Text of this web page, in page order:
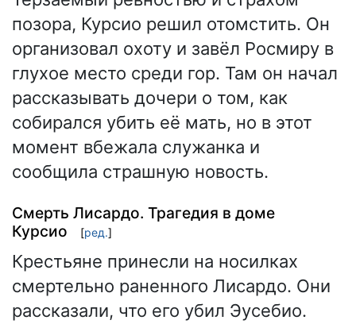
позора, Курсио решил отомстить. Он
организовал охоту и завёл Росмиру в
глухое место среди гор. Там он начал
рассказывать дочери о том, как
собирался убить её мать, но в этот
момент вбежала служанка и
сообщила страшную новость.
Смерть Лисардо. Трагедия в доме
Курсио
[ред.]
Крестьяне принесли на носилках
смертельно раненного Лисардо. Они
рассказали, что его убил Эусебио.